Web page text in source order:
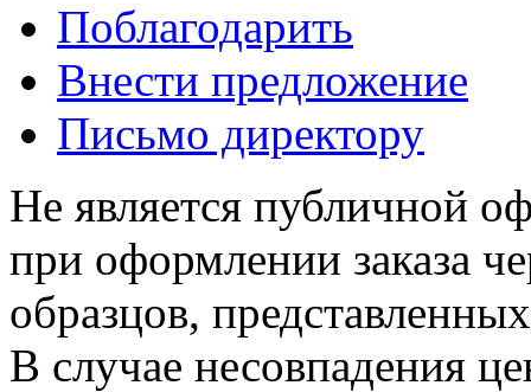
Поблагодарить
Внести предложение
Письмо директору
Не является публичной
при оформлении заказа
образцов,
В случае несовпадения